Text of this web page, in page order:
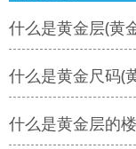
什么是黄金层(黄
什么是黄金尺码(
什么是黄金层的